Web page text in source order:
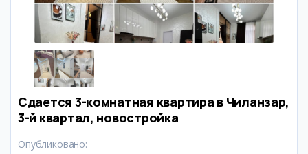
Сдается 3-комнатная квартира в Чиланзар,
3-й квартал, новостройка
Опубликовано: